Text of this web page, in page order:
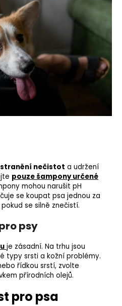
nečistot a udržení
pouzešampony určené
mohou narušit pH
se koupat psa jednou za
se silně znečistí.
psy
je zásadní. Na trhu jsou
typy srsti a kožní problémy.
řídkou srstí, zvolte
přírodních olejů.
pro psa